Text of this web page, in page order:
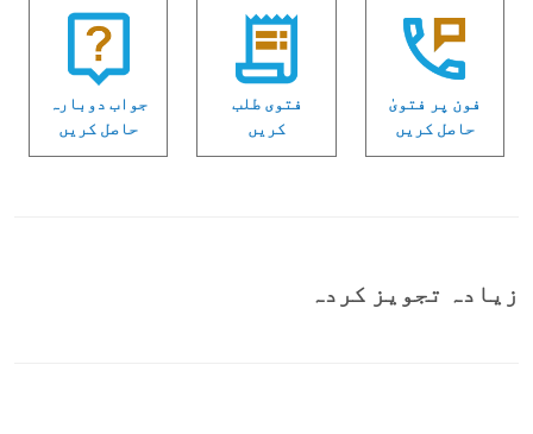
فون پر فتویٰ
حاصل کریں
فتوی طلب
کریں
جواب دوبارہ
حاصل کریں
زیادہ تجویز کردہ